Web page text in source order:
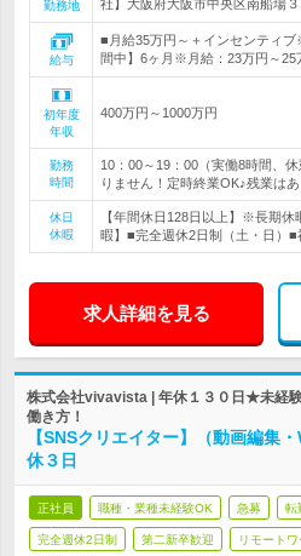
勤務地
社】大阪府大阪市中央区南船場３
給与
■月給35万円～＋インセンティ
間中】6ヶ月※月給：23万円～
初年度
年収
400万円～1000万円
勤務
時間
10：00～19：00（実働8時間、
りません！定時終業OK♪残業はあ
休日
休暇
【年間休日128日以上】※長期
暇】■完全週休2日制（土・日）■
求人詳細を見る
株式会社vivavista | 年休１３０日★未経
働き方！
【SNSクリエイター】（動画編集
休３日
正社員 職種・業種未経験OK 急募 転
完全週休2日制 第二新卒歓迎 リモート